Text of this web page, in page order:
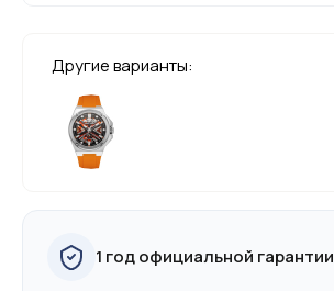
Другие варианты:
1 год официальной гарантии